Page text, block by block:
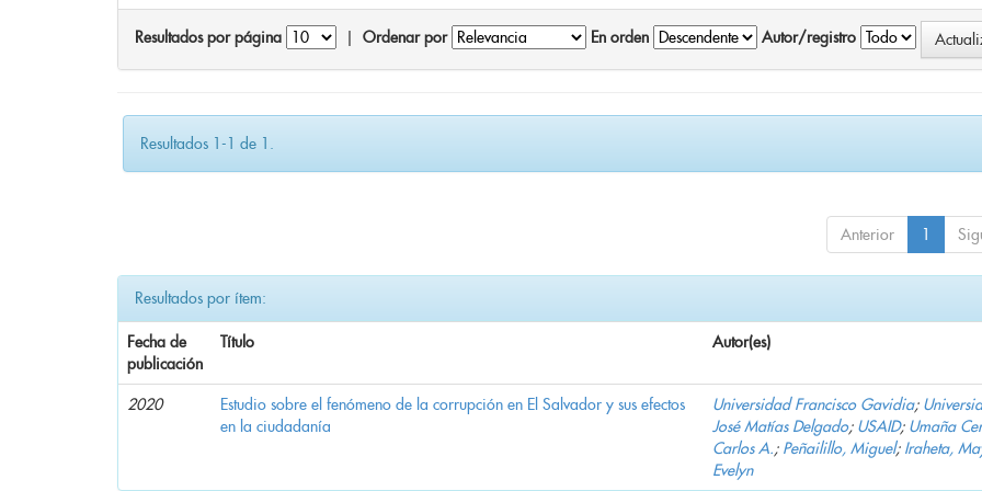
Resultados por página Ordenar por En orden Autor/registro
Resultados 1-1 de 1.
Anterior 1
Resultados por ítem:
Fecha de
publicación
Título Autor(es)
2020
Estudio sobre el fenómeno de la corrupción en El Salvador y sus efectos
en la ciudadanía
Universidad Francisco Gavidia;
José Matías Delgado; USAID; Umaña
Carlos A.; Peñailillo, Miguel; Iraheta,
Evelyn